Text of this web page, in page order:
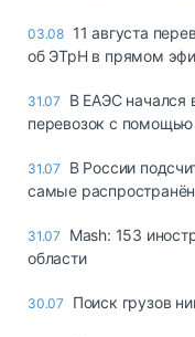
03.08 11 августа
об ЭТрН в прямом
31.07
В ЕАЭС начался
перевозок с
31.07
В России
самые
31.07
Mash: 153
области
30.07 Поиск грузов